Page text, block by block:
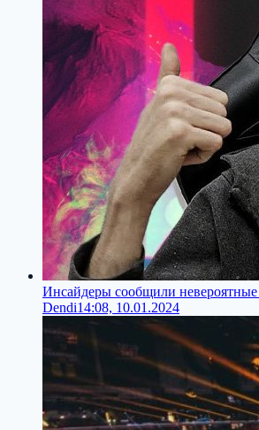
Инсайдеры сообщили невероятные
Dendi14:08, 10.01.2024